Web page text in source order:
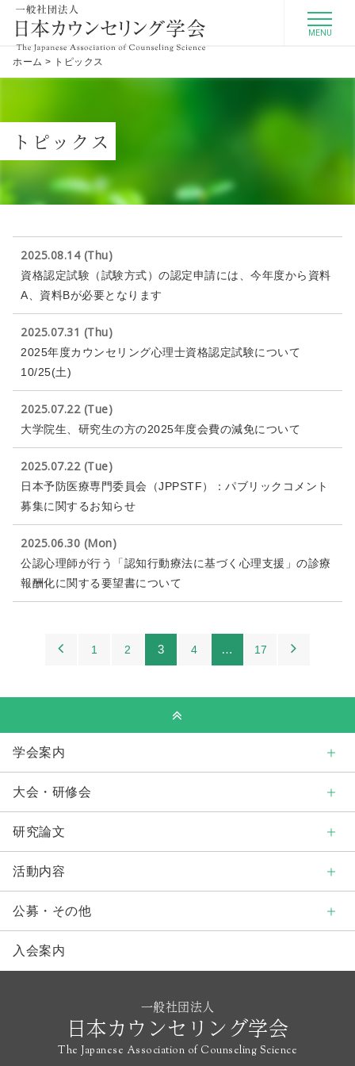
MENU
ホーム > トピックス
トピックス
2025.08.14 (Thu)
資格認定試験（試験方式）の認定申請には、今年度から資料
A、資料Bが必要となります
2025.07.31 (Thu)
2025年度カウンセリング心理士資格認定試験について
10/25(土)
2025.07.22 (Tue)
大学院生、研究生の方の2025年度会費の減免について
2025.07.22 (Tue)
日本予防医療専門委員会（JPPSTF）：パブリックコメント
募集に関するお知らせ
2025.06.30 (Mon)
公認心理師が行う「認知行動療法に基づく心理支援」の診療
報酬化に関する要望書について
1 2 3 4 … 17
学会案内
大会・研修会
研究論文
活動内容
公募・その他
入会案内
一般社団法人
日本カウンセリング学会
The Japanese Association of Counseling Science